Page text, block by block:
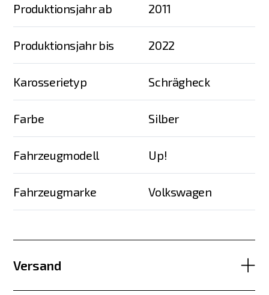
Produktionsjahr ab 2011
Produktionsjahr bis 2022
Karosserietyp Schrägheck
Farbe Silber
Fahrzeugmodell Up!
Fahrzeugmarke Volkswagen
Versand